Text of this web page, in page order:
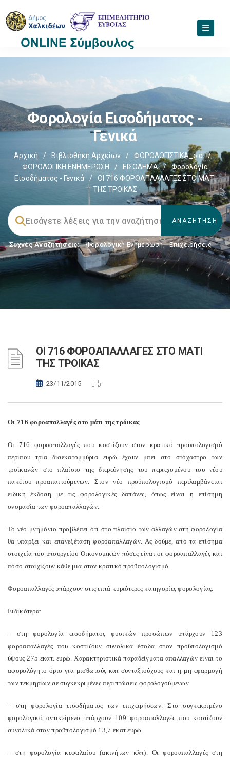
Φορολογία Εισοδήματος -
Γενικά
Αρχική / Βιβλιοθήκη Αρχείων / ΦΟΡΟΛΟΓΙΣΤΙΚΑ_old
/
ΦΟΡΟΛΟΓΙΚΗ ΕΝΗΜΕΡΩΣΗ
/ ΕΙΣΟΔΗΜΑ /
Φορολογία
Εισοδήματος - Γενικά
/
ΟΙ 716 ΦΟΡΟΑΠΑΛΛΑΓΕΣ ΣΤΟ ΜΑΤΙ
ΤΗΣ ΤΡΟΙΚΑΣ
Συχνές Αναζητήσεις: Φορολογικη Ενημέρωση, Επιχειρήσεις
ΟΙ 716 ΦΟΡΟΑΠΑΛΛΑΓΕΣ ΣΤΟ ΜΑΤΙ
ΤΗΣ ΤΡΟΙΚΑΣ
23/11/2015
Οι 716 φοροαπαλλαγές στο μάτι της τρόικας
Οι 716 φοροαπαλλαγές που κοστίζουν στον κρατικό προϋπολογισμό
περίπου τρία δισεκατομμύρια ευρώ έχουν μπει στο στόχαστρο των
τροϊκανών στο πλαίσιο της διερεύνησης του περιεχομένου του νέου
πακέτου προαπαιτούμενων. Στον νέο προϋπολογισμό περιλαμβάνεται
ειδική έκδοση με τις φορολογικές δαπάνες, όπως είναι η επίσημη
ονομασία των φοροαπαλλαγών.
Το νέο μνημόνιο προβλέπει ότι στο πλαίσιο των αλλαγών στη φορολογία
θα υπάρξει και επανεξέταση φοροαπαλλαγών. Ας δούμε, από τα επίσημα
στοιχεία του υπουργείου Οικονομικών πόσες είναι οι φοροαπαλλαγές και
πόσο στοιχίζουν κάθε μια στον κρατικό προϋπολογισμό.
Φοροαπαλλαγές υπάρχουν στις επτά κυριότερες κατηγορίες φορολογίας.
Ειδικότερα:
– στη φορολογία εισοδήματος φυσικών προσώπων υπάρχουν 123
φοροαπαλλαγές που κοστίζουν συνολικά έσοδα στον προϋπολογισμό
ύψους 275 εκατ. ευρώ. Χαρακτηριστικά παραδείγματα απαλλαγών είναι το
αφορολόγητο όριο για μισθωτούς και συνταξιούχους και η μη εφαρμογή
των τεκμηρίων σε συγκεκριμένες περιπτώσεις φορολογούμενων
– στη φορολογία εισοδήματος των επιχειρήσεων. Στο συγκεκριμένο
φορολογικό αντικείμενο υπάρχουν 109 φοροαπαλλαγές που κοστίζουν
συνολικά στον προϋπολογισμό 13,7 εκατ ευρώ
– στη φορολογία κεφαλαίου (ακινήτων κλπ). Οι φοροαπαλλαγές στη